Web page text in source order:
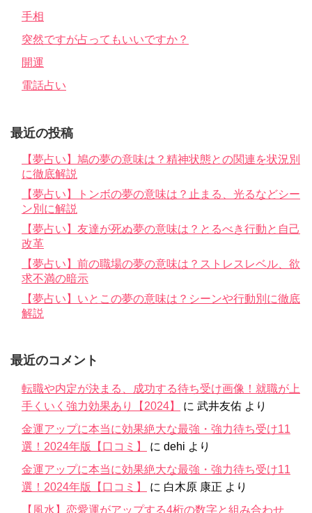
手相
突然ですが占ってもいいですか？
開運
電話占い
最近の投稿
【夢占い】鳩の夢の意味は？精神状態との関連を状況別
に徹底解説
【夢占い】トンボの夢の意味は？止まる、光るなどシー
ン別に解説
【夢占い】友達が死ぬ夢の意味は？とるべき行動と自己
改革
【夢占い】前の職場の夢の意味は？ストレスレベル、欲
求不満の暗示
【夢占い】いとこの夢の意味は？シーンや行動別に徹底
解説
最近のコメント
転職や内定が決まる、成功する待ち受け画像！就職が上
手くいく強力効果あり【2024】
に 武井友佑 より
金運アップに本当に効果絶大な最強・強力待ち受け11
選！2024年版【口コミ】
に dehi より
金運アップに本当に効果絶大な最強・強力待ち受け11
選！2024年版【口コミ】
に 白木原 康正 より
【風水】恋愛運がアップする4桁の数字と組み合わせ